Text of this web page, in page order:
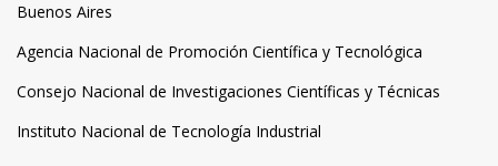
Buenos Aires
Agencia Nacional de Promoción Científica y Tecnológica
Consejo Nacional de Investigaciones Científicas y Técnicas
Instituto Nacional de Tecnología Industrial